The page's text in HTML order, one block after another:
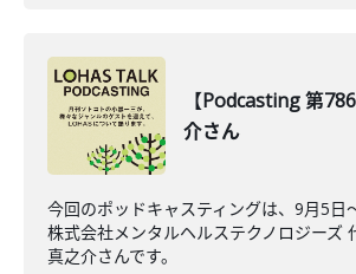
【Podcasting 第
介さん
今回のポッドキャスティングは、9月5日
株式会社メンタルヘルステクノロジーズ
真之介さんです。